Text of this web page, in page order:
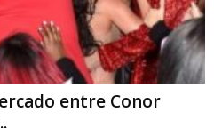
entre Conor